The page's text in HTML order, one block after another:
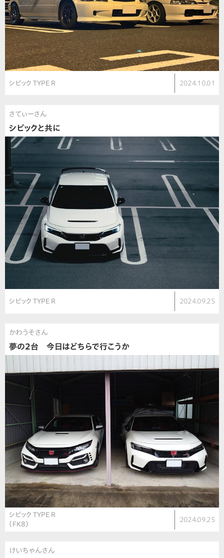
シビック TYPE R 2024.10.01
さてぃーさん
シビックと共に
シビック TYPE R 2024.09.25
かわうそさん
夢の2台 今日はどちらで行こうか
シビック TYPE R
（FK8）
2024.09.25
けいちゃんさん